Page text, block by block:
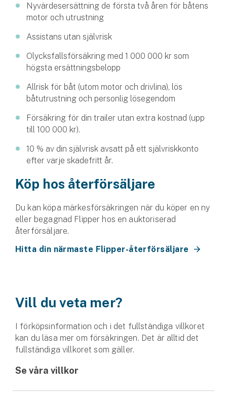
Bostadsrättsförsäkring
Hyresrättsförsäkring
Fritidshusförsäkring
Företagsförsäkring
Bilförsäkring för företag
Släpvagnsförsäkring
Drönarförsäkring
För förmedlare
Gruppförsäkringar
Nyvärdesersättning de första två åren för båtens
motor och utrustning
Assistans utan självrisk
Olycksfallsförsäkring med 1 000 000 kr som
högsta ersättningsbelopp
Allrisk för båt (utom motor och drivlina), lös
båtutrustning och personlig lösegendom
Försäkring för din trailer utan extra kostnad (upp
till 100 000 kr).
10 % av din självrisk avsatt på ett självriskkonto
efter varje skadefritt år.
Köp hos återförsäljare
Du kan köpa märkesförsäkringen när du köper en ny
eller begagnad Flipper hos en auktoriserad
återförsäljare.
Hitta din närmaste Flipper-återförsäljare
Vill du veta mer?
I förköpsinformation och i det fullständiga villkoret
kan du läsa mer om försäkringen. Det är alltid det
fullständiga villkoret som gäller.
Se våra villkor